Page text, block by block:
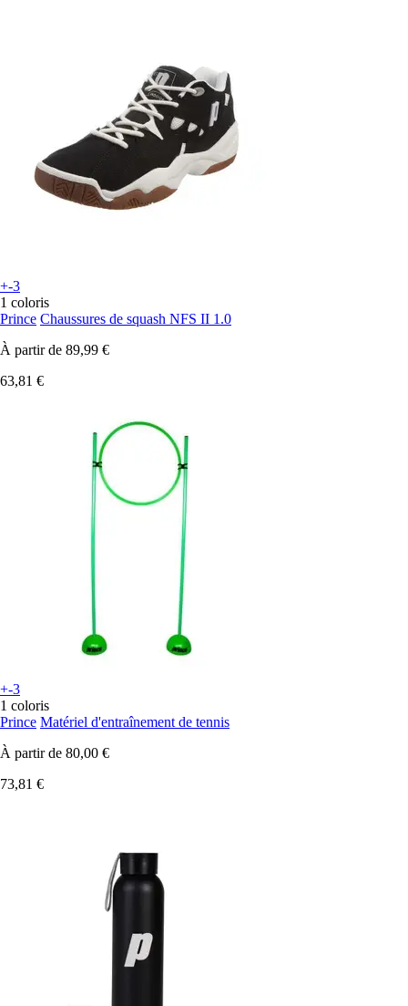
+-3
1 coloris
Prince Chaussures de squash NFS II 1.0
À partir de 89,99 €
63,81 €
+-3
1 coloris
Prince Matériel d'entraînement de tennis
À partir de 80,00 €
73,81 €